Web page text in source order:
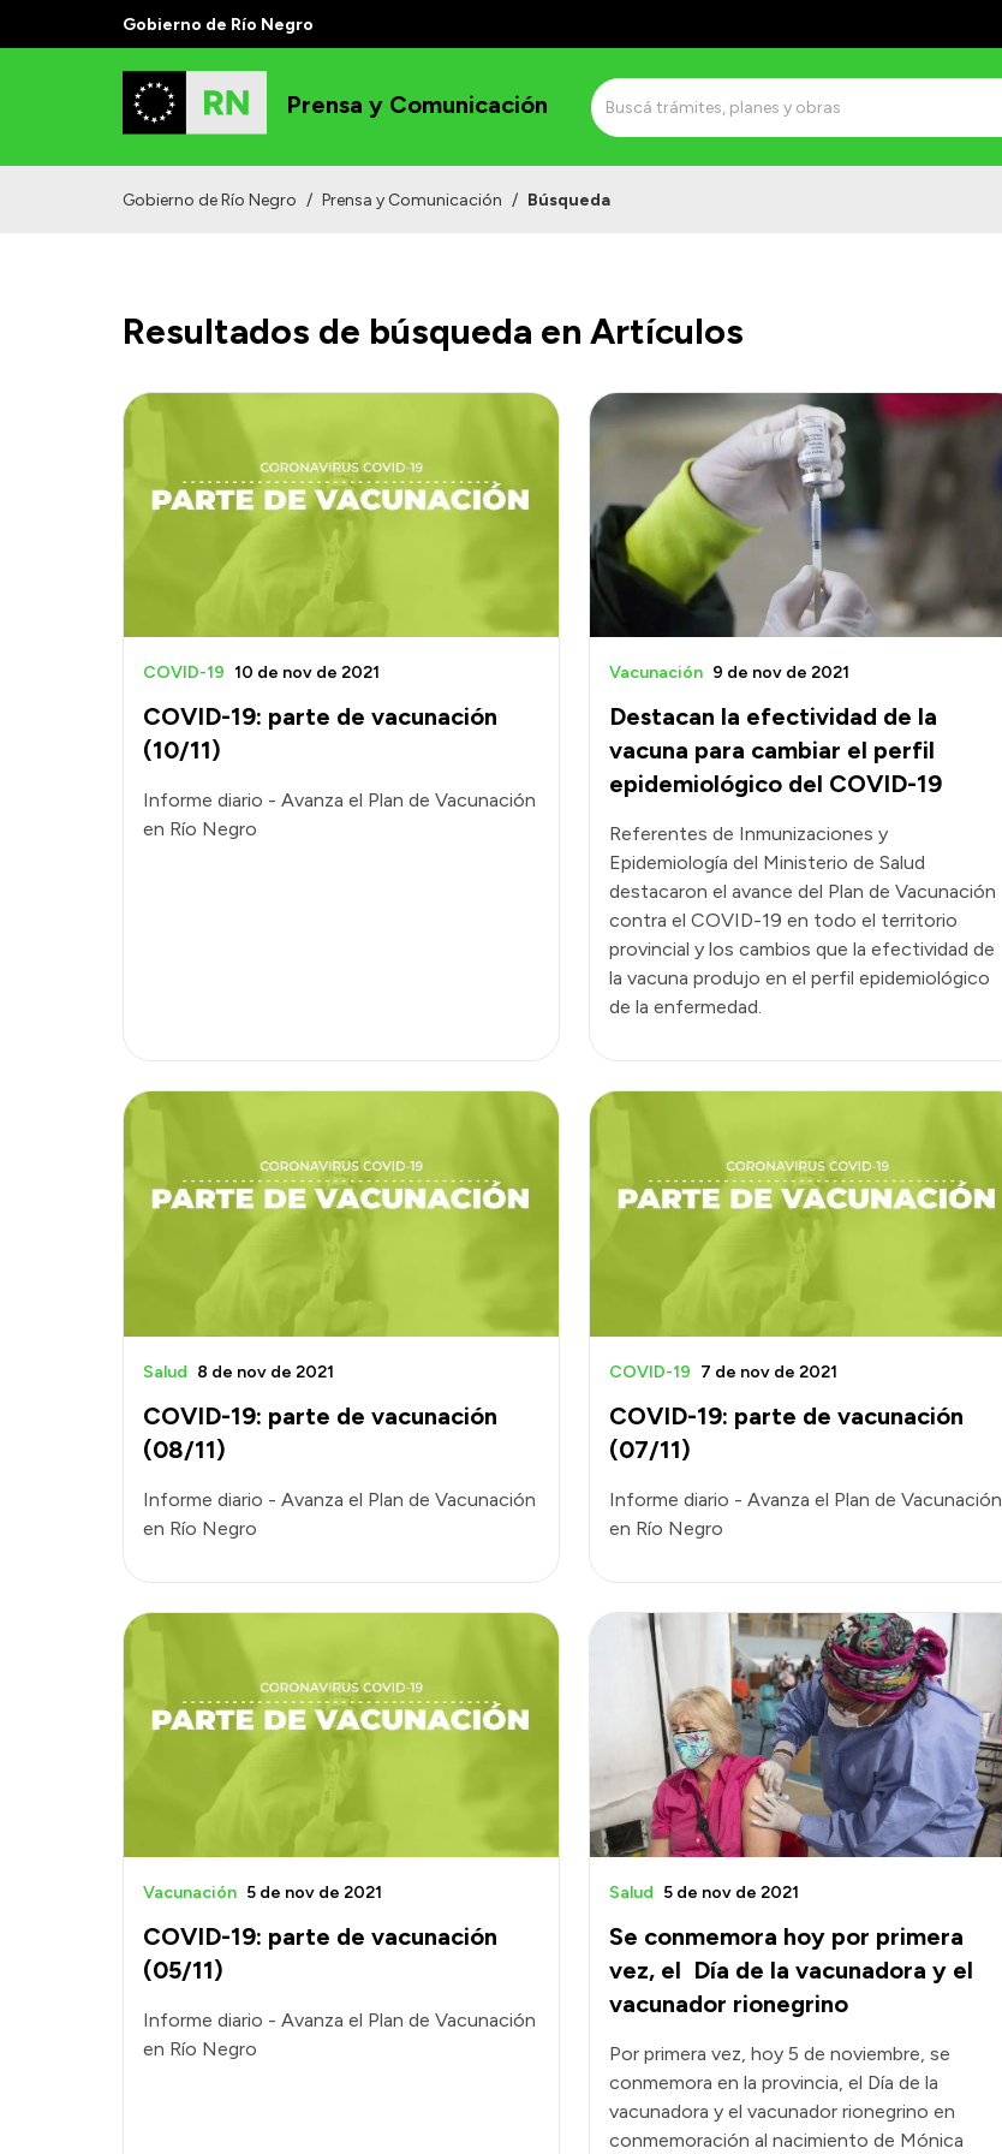
Gobierno de Río Negro
Prensa y Comunicación
Gobierno de Río Negro / Prensa y Comunicación / Búsqueda
Resultados de búsqueda en Artículos
COVID-19: parte de vacunación
(10/11)
COVID-19 10 de nov de 2021
Informe diario - Avanza el Plan de Vacunación
en Río Negro
Destacan la efectividad de la
vacuna para cambiar el perfil
epidemiológico del COVID-19
Vacunación 9 de nov de 2021
Referentes de Inmunizaciones y
Epidemiología del Ministerio de Salud
destacaron el avance del Plan de Vacunación
contra el COVID-19 en todo el territorio
provincial y los cambios que la efectividad de
la vacuna produjo en el perfil epidemiológico
de la enfermedad.
COVID-19: parte de vacunación
(08/11)
Salud 8 de nov de 2021
Informe diario - Avanza el Plan de Vacunación
en Río Negro
COVID-19: parte de vacunación
(07/11)
COVID-19 7 de nov de 2021
Informe diario - Avanza el Plan de Vacunación
en Río Negro
COVID-19: parte de vacunación
(05/11)
Vacunación 5 de nov de 2021
Informe diario - Avanza el Plan de Vacunación
en Río Negro
Se conmemora hoy por primera
vez, el Día de la vacunadora y el
vacunador rionegrino
Salud 5 de nov de 2021
Por primera vez, hoy 5 de noviembre, se
conmemora en la provincia, el Día de la
vacunadora y el vacunador rionegrino en
conmemoración al nacimiento de Mónica